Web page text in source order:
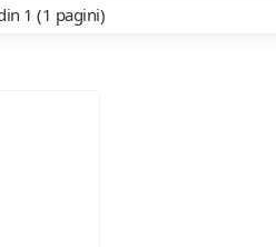
1 (1 pagini)